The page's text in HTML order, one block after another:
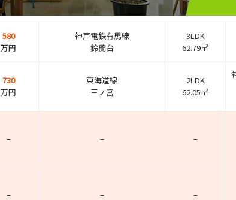
580
万円
神戸電鉄有馬線
鈴蘭台
3LDK
62.79㎡
730
万円
東海道線
三ノ宮
2LDK
62.05㎡
– – –
– – –